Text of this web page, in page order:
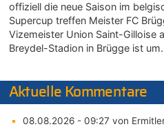
offiziell die neue Saison im
Supercup treffen Meister FC
Vizemeister Union Saint-Gilloise
Breydel-Stadion in Brügge ist
Aktuelle Kommentare
08.08.2026 - 09:27 von